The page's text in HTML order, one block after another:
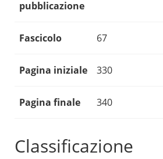
pubblicazione
Fascicolo 67
Pagina iniziale 330
Pagina finale 340
Classificazione